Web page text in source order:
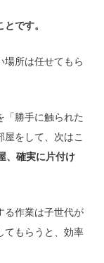
です。
場所は任せてもら
「勝手に触られた
をして、次はこ
、確実に片付け
る作業は子世代が
てもらうと、効率